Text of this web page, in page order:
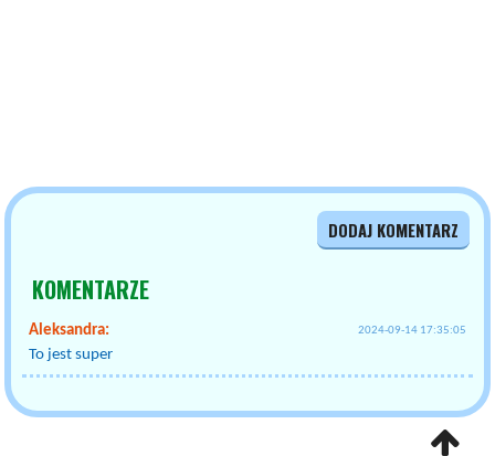
DODAJ KOMENTARZ
KOMENTARZE
Aleksandra: 2024-09-14 17:35:05
To jest super